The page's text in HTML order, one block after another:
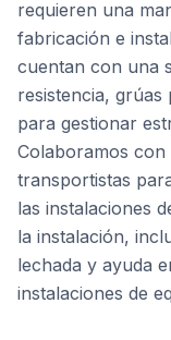
requieren una
fabricación e
cuentan con una
resistencia,
para gestionar
Colaboramos con
transportistas
las instalaciones
la instalación,
lechada y ayuda
instalaciones de